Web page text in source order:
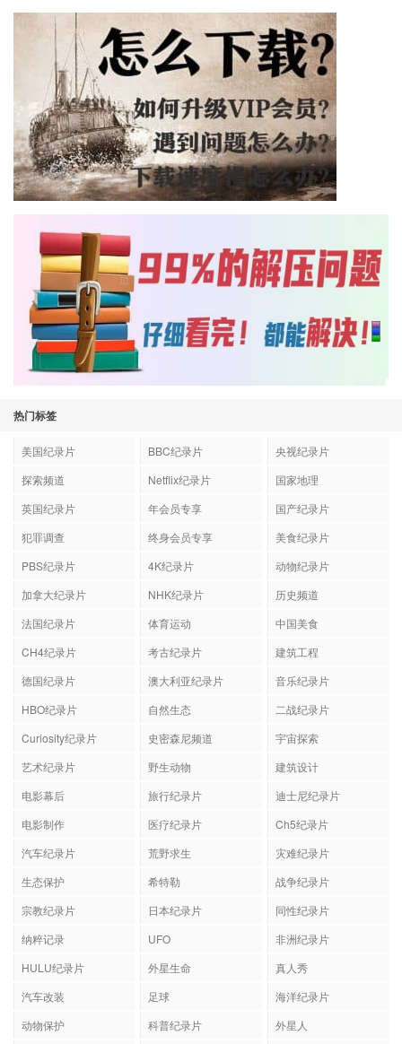
热门标签
美国纪录片 BBC纪录片
央视纪录片
探索频道
Netflix纪录片
国家地理
英国纪录片
年会员专享
国产纪录片
犯罪调查
终身会员专享
美食纪录片
PBS纪录片
4K纪录片
动物纪录片
加拿大纪录片
NHK纪录片
历史频道
法国纪录片
体育运动
中国美食
CH4纪录片
考古纪录片
建筑工程
德国纪录片
澳大利亚纪录片
音乐纪录片
HBO纪录片
自然生态
二战纪录片
Curiosity纪录片
史密森尼频道
宇宙探索
艺术纪录片
野生动物
建筑设计
电影幕后
旅行纪录片
迪士尼纪录片
电影制作
医疗纪录片
Ch5纪录片
汽车纪录片
荒野求生
灾难纪录片
生态保护
希特勒
战争纪录片
宗教纪录片
日本纪录片
同性纪录片
纳粹记录
UFO
非洲纪录片
HULU纪录片
外星生命
真人秀
汽车改装
足球
海洋纪录片
动物保护
科普纪录片
外星人